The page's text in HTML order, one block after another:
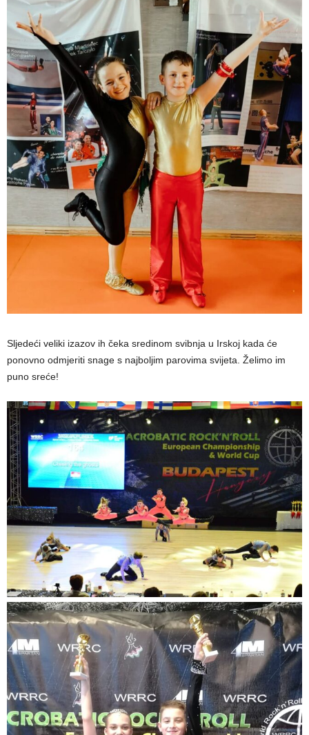
Sljedeći veliki izazov ih čeka sredinom svibnja u Irskoj kada će
ponovno odmjeriti snage s najboljim parovima svijeta. Želimo im
puno sreće!